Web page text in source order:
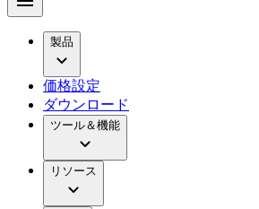
製品
価格設定
ダウンロード
ツール＆機能
リソース